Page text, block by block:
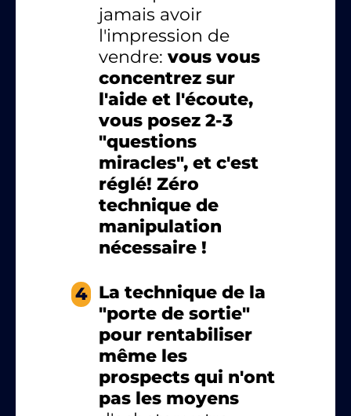
jamais avoir
l'impression de
vendre: vous vous
concentrez sur
l'aide et l'écoute,
vous posez 2-3
"questions
miracles", et c'est
réglé! Zéro
technique de
manipulation
nécessaire !
4 La technique de la
"porte de sortie"
pour rentabiliser
même les
prospects qui n'ont
pas les moyens